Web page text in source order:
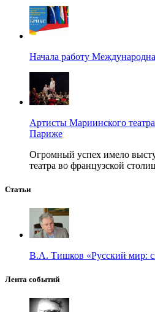
Начала работу
Артисты Мариинского
Париже
Огромный успех имело
театра во французской
Статьи
В.А. Тишков «Русский мир:
Лента событий